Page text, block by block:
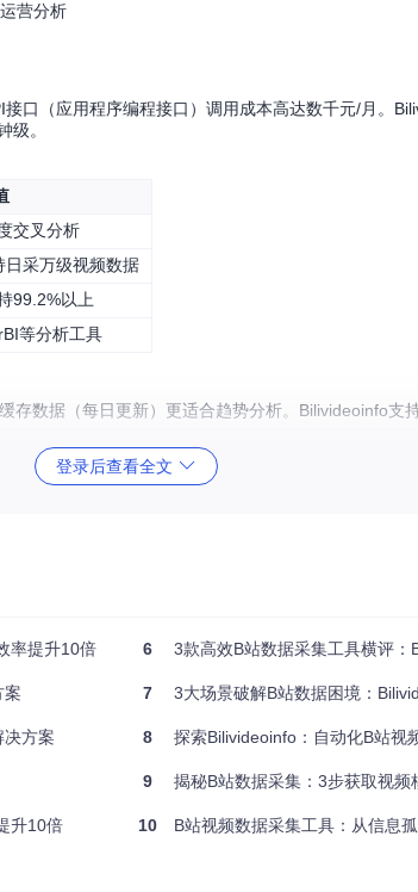
营分析
口（应用程序编程接口）调用成本高达数千元/月。
级。
交叉分析
采万级视频数据
99.2%以上
等分析工具
存数据（每日更新）更适合趋势分析。Bilivideoinfo支
登录后查看全文
率提升10倍
案
方案
升10倍
6 3款高效B站数据采集工具横评：
7 3大场景破解B站数据困境：
8 探索Bilivideoinfo：自动化B站视
9 揭秘B站数据采集：3步获取视频
10 B站视频数据采集工具：从信息